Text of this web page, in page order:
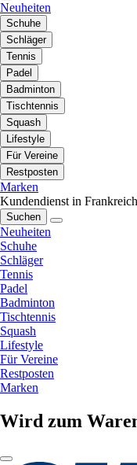
Neuheiten
Schuhe
Schläger
Tennis
Padel
Badminton
Tischtennis
Squash
Lifestyle
Für Vereine
Restposten
Marken
Kundendienst in Frankreich
Suchen
Neuheiten
Schuhe
Schläger
Tennis
Padel
Badminton
Tischtennis
Squash
Lifestyle
Für Vereine
Restposten
Marken
Wird zum